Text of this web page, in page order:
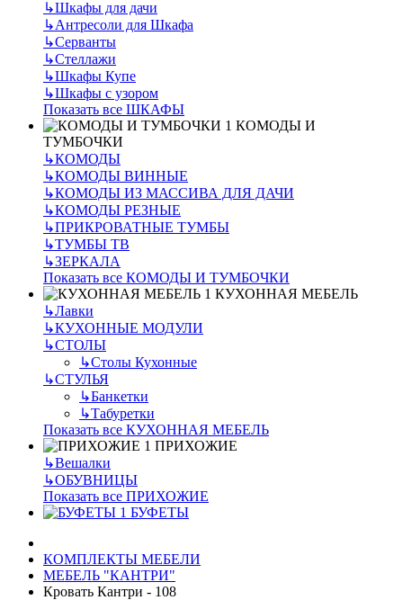
↳Шкафы для дачи
↳Антресоли для Шкафа
↳Серванты
↳Стеллажи
↳Шкафы Купе
↳Шкафы с узором
Показать все ШКАФЫ
КОМОДЫ И
ТУМБОЧКИ
↳КОМОДЫ
↳КОМОДЫ ВИННЫЕ
↳КОМОДЫ ИЗ МАССИВА ДЛЯ ДАЧИ
↳КОМОДЫ РЕЗНЫЕ
↳ПРИКРОВАТНЫЕ ТУМБЫ
↳ТУМБЫ ТВ
↳ЗЕРКАЛА
Показать все КОМОДЫ И ТУМБОЧКИ
КУХОННАЯ МЕБЕЛЬ
↳Лавки
↳КУХОННЫЕ МОДУЛИ
↳СТОЛЫ
↳Столы Кухонные
↳СТУЛЬЯ
↳Банкетки
↳Табуретки
Показать все КУХОННАЯ МЕБЕЛЬ
ПРИХОЖИЕ
↳Вешалки
↳ОБУВНИЦЫ
Показать все ПРИХОЖИЕ
БУФЕТЫ
КОМПЛЕКТЫ МЕБЕЛИ
МЕБЕЛЬ "КАНТРИ"
Кровать Кантри - 108